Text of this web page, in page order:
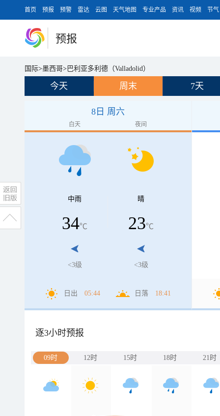
首页 预报 预警 雷达 云图 天气地图 专业产品 资讯 视频 节气
预报
国际>墨西哥> 巴利亚多利德（Valladolid）
今天 周末 7天
8日 周六
白天 夜间
中雨
34℃
<3级
晴
23℃
<3级
日出 05:44 日落 18:41
逐3小时预报
09时 12时 15时 18时 21时